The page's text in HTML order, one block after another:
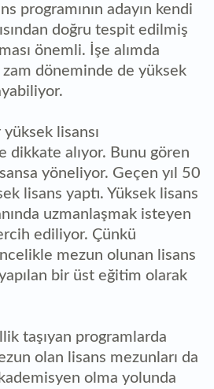
programının adayın kendi
doğru tespit edilmiş
önemli. İşe alımda
döneminde de yüksek
lisansı
dikkate alıyor. Bunu gören
yöneliyor. Geçen yıl 50
lisans yaptı. Yüksek lisans
uzmanlaşmak isteyen
ediliyor. Çünkü
mezun olunan lisans
bir üst eğitim olarak
taşıyan programlarda
olan lisans mezunları da
olma yolunda